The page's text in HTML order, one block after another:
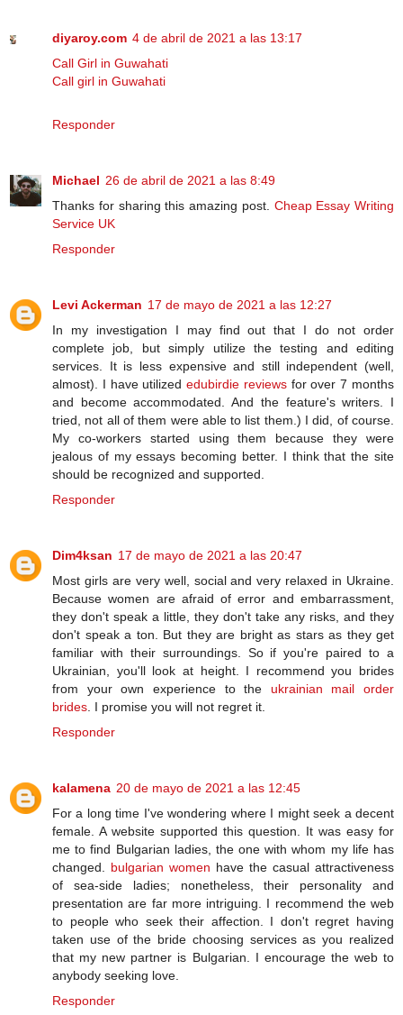
diyaroy.com 4 de abril de 2021 a las 13:17
Call Girl in Guwahati
Call girl in Guwahati
Responder
Michael 26 de abril de 2021 a las 8:49
Thanks for sharing this amazing post. Cheap Essay Writing
Service UK
Responder
Levi Ackerman 17 de mayo de 2021 a las 12:27
In my investigation I may find out that I do not order
complete job, but simply utilize the testing and editing
services. It is less expensive and still independent (well,
almost). I have utilizededubirdie reviewsfor over 7 months
and become accommodated. And the feature's writers. I
tried, not all of them were able to list them.) I did, of course.
My co-workers started using them because they were
jealous of my essays becoming better. I think that the site
should be recognized and supported.
Responder
Dim4ksan 17 de mayo de 2021 a las 20:47
Most girls are very well, social and very relaxed in Ukraine.
Because women are afraid of error and embarrassment,
they don't speak a little, they don't take any risks, and they
don't speak a ton. But they are bright as stars as they get
familiar with their surroundings. So if you're paired to a
Ukrainian, you'll look at height. I recommend you brides
from your own experience to the ukrainian mail order
brides. I promise you will not regret it.
Responder
kalamena 20 de mayo de 2021 a las 12:45
For a long time I've wondering where I might seek a decent
female. A website supported this question. It was easy for
me to find Bulgarian ladies, the one with whom my life has
changed. bulgarian women have the casual attractiveness
of sea-side ladies; nonetheless, their personality and
presentation are far more intriguing. I recommend the web
to people who seek their affection. I don't regret having
taken use of the bride choosing services as you realized
that my new partner is Bulgarian. I encourage the web to
anybody seeking love.
Responder